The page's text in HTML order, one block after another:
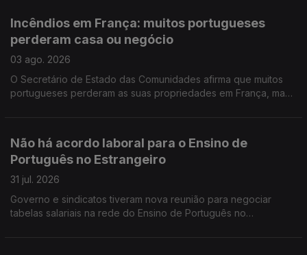
Incêndios em França: muitos portugueses
perderam casa ou negócio
03 ago. 2026
O Secretário de Estado das Comunidades afirma que muitos
portugueses perderam as suas propriedades em França, mas
Não há acordo laboral para o Ensino de
Português no Estrangeiro
31 jul. 2026
Governo e sindicatos tiveram nova reunião para negociar
tabelas salariais na rede do Ensino de Português no